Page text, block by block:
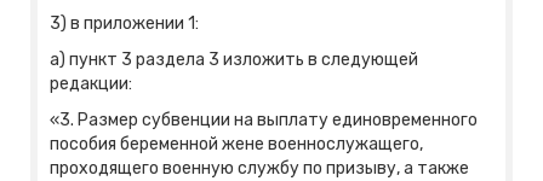
3) в приложении 1:
а) пункт 3 раздела 3 изложить в следующей
редакции:
«3. Размер субвенции на выплату единовременного
пособия беременной жене военнослужащего,
проходящего военную службу по призыву, а также